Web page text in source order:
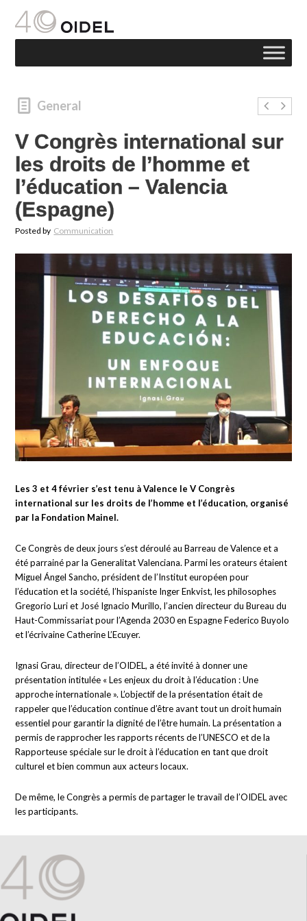
General
V Congrès international sur
les droits de l’homme et
l’éducation – Valencia
(Espagne)
Posted by Communication
Les 3 et 4 février s’est tenu à Valence le V Congrès
international sur les droits de l’homme et l’éducation, organisé
par la Fondation Mainel.
Ce Congrès de deux jours s’est déroulé au Barreau de Valence et a
été parrainé par la Generalitat Valenciana. Parmi les orateurs étaient
Miguel Ángel Sancho, président de l’Institut européen pour
l’éducation et la société, l’hispaniste Inger Enkvist, les philosophes
Gregorio Luri et José Ignacio Murillo, l’ancien directeur du Bureau du
Haut-Commissariat pour l’Agenda 2030 en Espagne Federico Buyolo
et l’écrivaine Catherine L’Ecuyer.
Ignasi Grau, directeur de l’OIDEL, a été invité à donner une
présentation intitulée « Les enjeux du droit à l’éducation : Une
approche internationale ». L’objectif de la présentation était de
rappeler que l’éducation continue d’être avant tout un droit humain
essentiel pour garantir la dignité de l’être humain. La présentation a
permis de rapprocher les rapports récents de l’UNESCO et de la
Rapporteuse spéciale sur le droit à l’éducation en tant que droit
culturel et bien commun aux acteurs locaux.
De même, le Congrès a permis de partager le travail de l’OIDEL avec
les participants.